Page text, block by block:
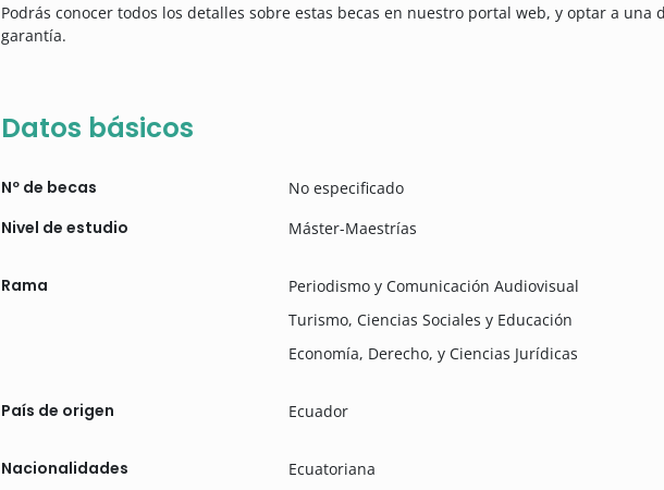
Podrás conocer todos los detalles sobre estas becas en nuestro portal web, y optar a una
garantía.
Datos básicos
Nº de becas No especificado
Nivel de estudio Máster-Maestrías
Rama
Periodismo y Comunicación Audiovisual
Turismo, Ciencias Sociales y Educación
Economía, Derecho, y Ciencias Jurídicas
País de origen Ecuador
Nacionalidades
Ecuatoriana